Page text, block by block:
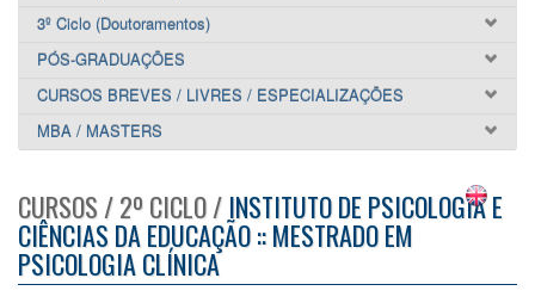
3º Ciclo (Doutoramentos)
PÓS-GRADUAÇÕES
CURSOS BREVES / LIVRES / ESPECIALIZAÇÕES
MBA / MASTERS
CURSOS / 2º CICLO / INSTITUTO DE PSICOLOGIA E
CIÊNCIAS DA EDUCAÇÃO :: MESTRADO EM
PSICOLOGIA CLÍNICA